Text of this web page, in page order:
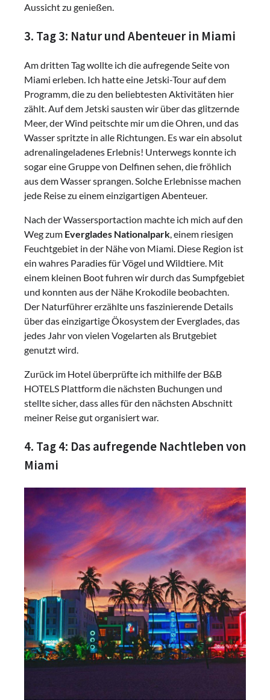
Aussicht zu genießen.
3. Tag 3: Natur und Abenteuer in Miami
Am dritten Tag wollte ich die aufregende Seite von
Miami erleben. Ich hatte eine Jetski-Tour auf dem
Programm, die zu den beliebtesten Aktivitäten hier
zählt. Auf dem Jetski sausten wir über das glitzernde
Meer, der Wind peitschte mir um die Ohren, und das
Wasser spritzte in alle Richtungen. Es war ein absolut
adrenalingeladenes Erlebnis! Unterwegs konnte ich
sogar eine Gruppe von Delfinen sehen, die fröhlich
aus dem Wasser sprangen. Solche Erlebnisse machen
jede Reise zu einem einzigartigen Abenteuer.
Nach der Wassersportaction machte ich mich auf den
Weg zum Everglades Nationalpark, einem riesigen
Feuchtgebiet in der Nähe von Miami. Diese Region ist
ein wahres Paradies für Vögel und Wildtiere. Mit
einem kleinen Boot fuhren wir durch das Sumpfgebiet
und konnten aus der Nähe Krokodile beobachten.
Der Naturführer erzählte uns faszinierende Details
über das einzigartige Ökosystem der Everglades, das
jedes Jahr von vielen Vogelarten als Brutgebiet
genutzt wird.
Zurück im Hotel überprüfte ich mithilfe der B&B
HOTELS Plattform die nächsten Buchungen und
stellte sicher, dass alles für den nächsten Abschnitt
meiner Reise gut organisiert war.
4. Tag 4: Das aufregende Nachtleben von
Miami